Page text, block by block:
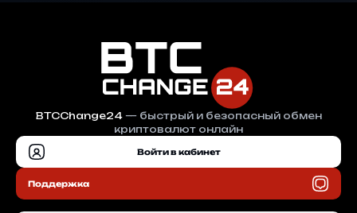
BTCChange24— быстрый и безопасный обмен
криптовалют онлайн
Войти в кабинет
Поддержка